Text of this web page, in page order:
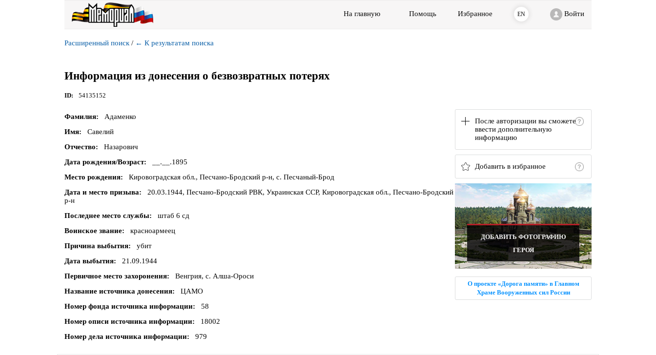
На главную Помощь Избранное EN Войти
Расширенный поиск / ← К результатам поиска
Информация из донесения о безвозвратных потерях
ID 54135152
После авторизации вы сможете
ввести дополнительную
информацию
Добавить в избранное
ДОБАВИТЬ ФОТОГРАФИЮ
ГЕРОЯ
О проекте «Дорога памяти» в Главном
Храме Вооруженных сил России
Фамилия
Адаменко
Имя
Савелий
Отчество
Назарович
Дата рождения/Возраст
__.__.1895
Место рождения
Кировоградская обл., Песчано-Бродский р-н, с. Песчаный-Брод
Дата и место призыва
20.03.1944, Песчано-Бродский РВК, Украинская ССР, Кировоградская обл., Песчано-Бродский
р-н
Последнее место службы
штаб 6 сд
Воинское звание
красноармеец
Причина выбытия
убит
Дата выбытия
21.09.1944
Первичное место захоронения
Венгрия, с. Алша-Ороси
Название источника донесения
ЦАМО
Номер фонда источника информации
58
Номер описи источника информации
18002
Номер дела источника информации
979